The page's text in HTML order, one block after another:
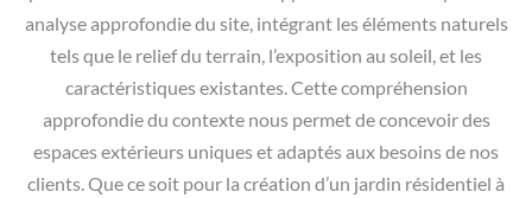
analyse approfondie du site, intégrant les éléments naturels
tels que le relief du terrain, l’exposition au soleil, et les
caractéristiques existantes. Cette compréhension
approfondie du contexte nous permet de concevoir des
espaces extérieurs uniques et adaptés aux besoins de nos
clients. Que ce soit pour la création d’un jardin résidentiel à